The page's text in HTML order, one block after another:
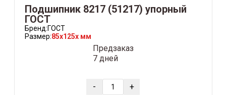
Подшипник 8217 (51217) упорный
ГОСТ
Бренд:ГОСТ
Размер:85x125x мм
Предзаказ
7 дней
- +